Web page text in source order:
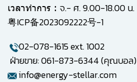
เวลาทำการ : จ.- ศ. 9.00-18.00 น.
粤ICP备2023092222号-1
02-078-1615ext. 1002
ฝ่ายขาย: 061-873-6344 (คุณบอล)
info@energy-stellar.com